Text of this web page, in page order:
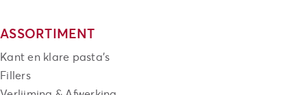
ASSORTIMENT
Kant en klare pasta's
Fillers